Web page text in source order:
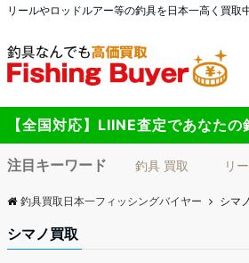
リールやロッドルアー等の釣具を日本一高く買取
注目キーワード 釣具 買取 リ
釣具買取日本一フィッシングバイヤー シマ
シマノ買取